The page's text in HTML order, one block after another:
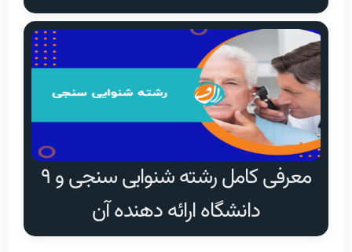
معرفی کامل رشته شنوایی سنجی و ۹
دانشگاه ارائه دهنده آن